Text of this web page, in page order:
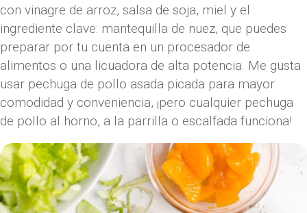
con vinagre de arroz, salsa de soja, miel y el
ingrediente clave: mantequilla de nuez, que puedes
preparar por tu cuenta en un procesador de
alimentos o una licuadora de alta potencia. Me gusta
usar pechuga de pollo asada picada para mayor
comodidad y conveniencia, ¡pero cualquier pechuga
de pollo al horno, a la parrilla o escalfada funciona!